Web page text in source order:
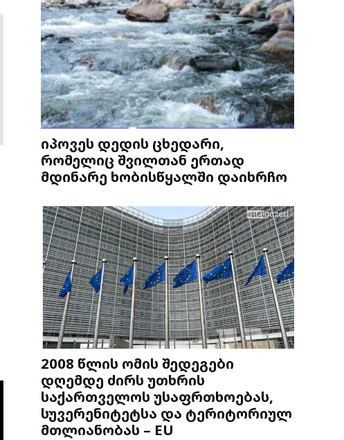
იპოვეს დედის ცხედარი,
რომელიც შვილთან ერთად
მდინარე ხობისწყალში დაიხრჩო
2008 წლის ომის შედეგები
დღემდე ძირს უთხრის
საქართველოს უსაფრთხოებას,
სუვერენიტეტსა და ტერიტორიულ
მთლიანობას – EU